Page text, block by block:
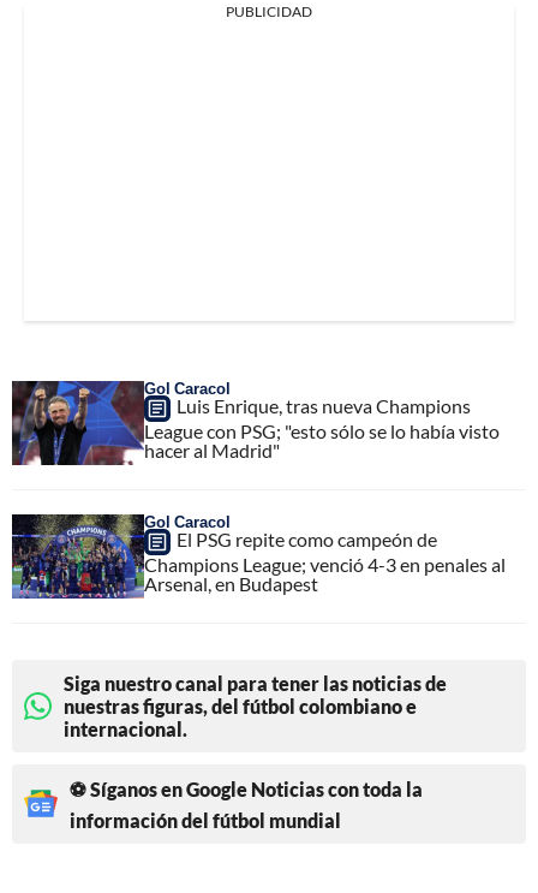
PUBLICIDAD
Gol Caracol
Luis Enrique, tras nueva Champions
League con PSG; "esto sólo se lo había visto
hacer al Madrid"
Gol Caracol
El PSG repite como campeón de
Champions League; venció 4-3 en penales al
Arsenal, en Budapest
Siga nuestro canal para tener las noticias de
nuestras figuras, del fútbol colombiano e
internacional.
⚽ Síganos en Google Noticias con toda la
información del fútbol mundial